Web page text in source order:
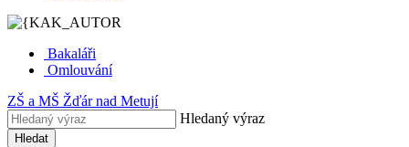
Bakaláři
Omlouvání
ZŠ a MŠ Žďár nad Metují
Hledaný výraz
Hledat